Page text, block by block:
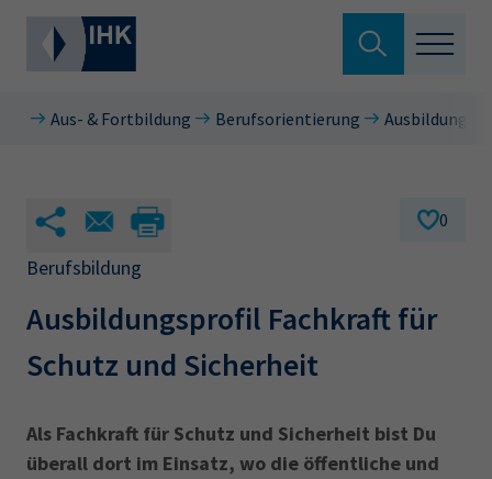
Aus- & Fortbildung
Berufszugang
Ratgeber
Service & Anträge
Über uns
Suche verlassen
Hier können Sie auch aus den meistgesuchten
34a 34c Ausbildungsvertrag
Fachwirt
Aus- & Fortbildung Berufsorientierung
0
Berufsbildung
Ausbildungsprofil Fachkraft für
Schutz und Sicherheit
Als Fachkraft für Schutz und Sicherheit bist Du
überall dort im Einsatz, wo die öffentliche und